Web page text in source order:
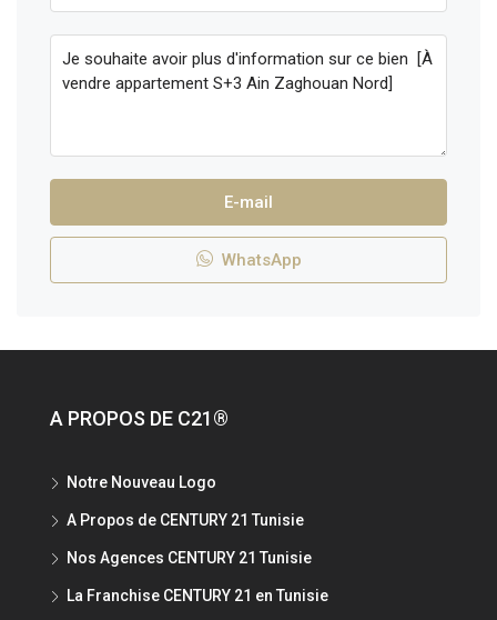
E-mail
WhatsApp
A PROPOS DE C21®
Notre Nouveau Logo
A Propos de CENTURY 21 Tunisie
Nos Agences CENTURY 21 Tunisie
La Franchise CENTURY 21 en Tunisie